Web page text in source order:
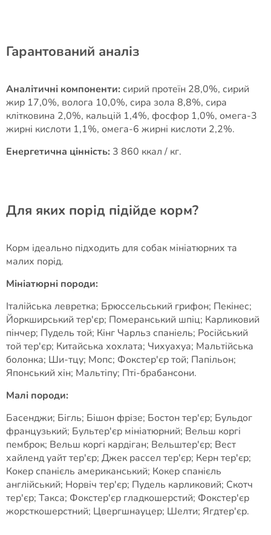
Гарантований аналіз
Аналітичні компоненти: сирий протеїн 28,0%, сирий
жир 17,0%, волога 10,0%, сира зола 8,8%, сира
клітковина 2,0%, кальцій 1,4%, фосфор 1,0%, омега-3
жирні кислоти 1,1%, омега-6 жирні кислоти 2,2%.
Енергетична цінність: 3 860 ккал / кг.
Для яких порід підійде корм?
Корм ідеально підходить для собак мініатюрних та
малих порід.
Мініатюрні породи:
Італійська левретка; Брюссельський грифон; Пекінес;
Йоркширський тер'єр; Померанський шпіц; Карликовий
пінчер; Пудель той; Кінг Чарльз спаніель; Російський
той тер'єр; Китайська хохлата; Чихуахуа; Мальтійська
болонка; Ши-тцу; Мопс; Фокстер'єр той; Папільон;
Японський хін; Мальтіпу; Пті-брабансони.
Малі породи:
Басенджи; Бігль; Бішон фрізе; Бостон тер'єр; Бульдог
французький; Бультер'єр мініатюрний; Вельш коргі
пемброк; Вельш коргі кардіган; Вельштер'єр; Вест
хайленд уайт тер'єр; Джек рассел тер'єр; Керн тер'єр;
Кокер спанієль американський; Кокер спанієль
англійський; Норвіч тер'єр; Пудель карликовий; Скотч
тер'єр; Такса; Фокстер'єр гладкошерстий; Фокстер'єр
жорсткошерстний; Цвергшнауцер; Шелти; Ягдтер'єр.